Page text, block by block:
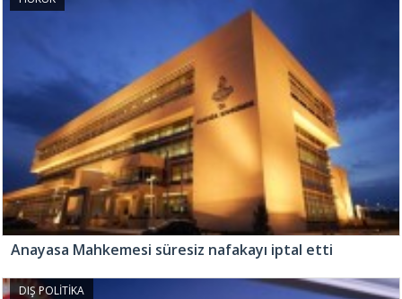
Anayasa Mahkemesi süresiz nafakayı iptal etti
DIŞ POLİTİKA